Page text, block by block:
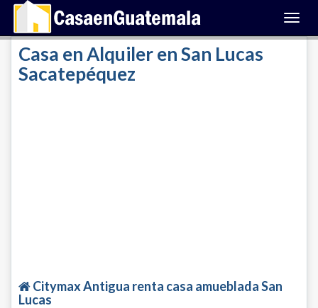
Casa en Alquiler en San Lucas
Sacatepéquez
Citymax Antigua renta casa amueblada San
Lucas